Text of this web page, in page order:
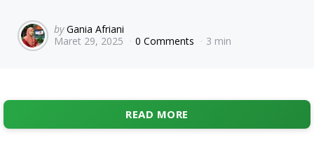
Posted
by
by Gania Afriani
Maret 29, 2025
0 Comments 3 min
READ MORE